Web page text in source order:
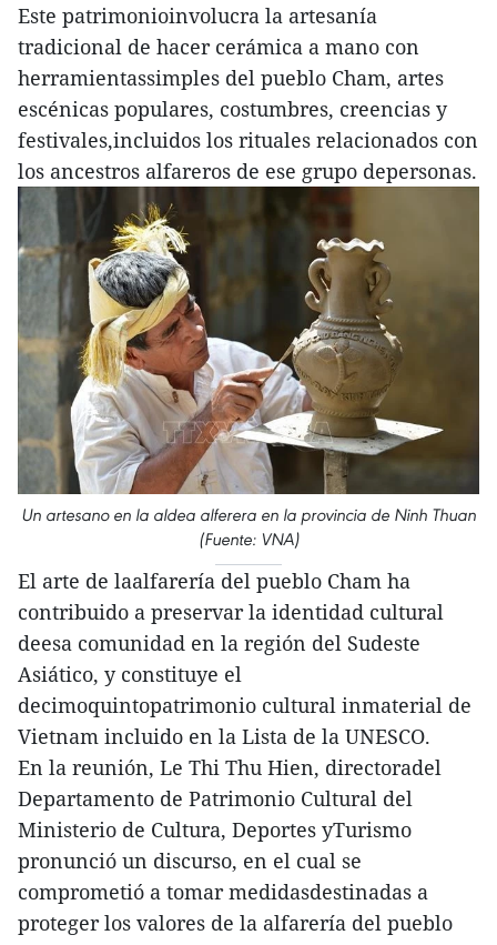
Este patrimonioinvolucra la artesanía
tradicional de hacer cerámica a mano con
herramientassimples del pueblo Cham, artes
escénicas populares, costumbres, creencias y
festivales,incluidos los rituales relacionados con
los ancestros alfareros de ese grupo depersonas.
Un artesano en la aldea alferera en la provincia de Ninh Thuan
(Fuente: VNA)
El arte de laalfarería del pueblo Cham ha
contribuido a preservar la identidad cultural
deesa comunidad en la región del Sudeste
Asiático, y constituye el
decimoquintopatrimonio cultural inmaterial de
Vietnam incluido en la Lista de la UNESCO.
En la reunión, Le Thi Thu Hien, directoradel
Departamento de Patrimonio Cultural del
Ministerio de Cultura, Deportes yTurismo
pronunció un discurso, en el cual se
comprometió a tomar medidasdestinadas a
proteger los valores de la alfarería del pueblo